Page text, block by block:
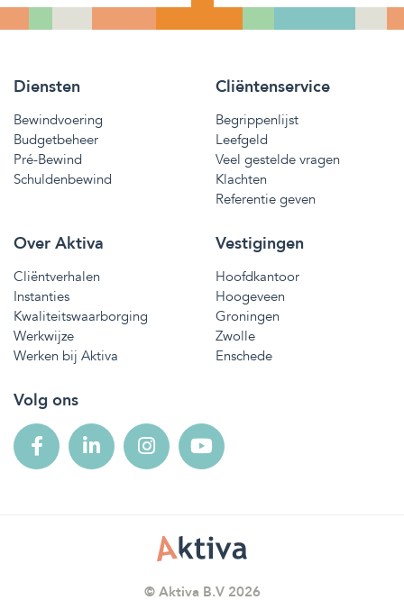
Diensten
Bewindvoering
Budgetbeheer
Pré-Bewind
Schuldenbewind
Cliëntenservice
Begrippenlijst
Leefgeld
Veel gestelde vragen
Klachten
Referentie geven
Over Aktiva
Cliëntverhalen
Instanties
Kwaliteitswaarborging
Werkwijze
Werken bij Aktiva
Vestigingen
Hoofdkantoor
Hoogeveen
Groningen
Zwolle
Enschede
Volg ons
© Aktiva B.V 2026